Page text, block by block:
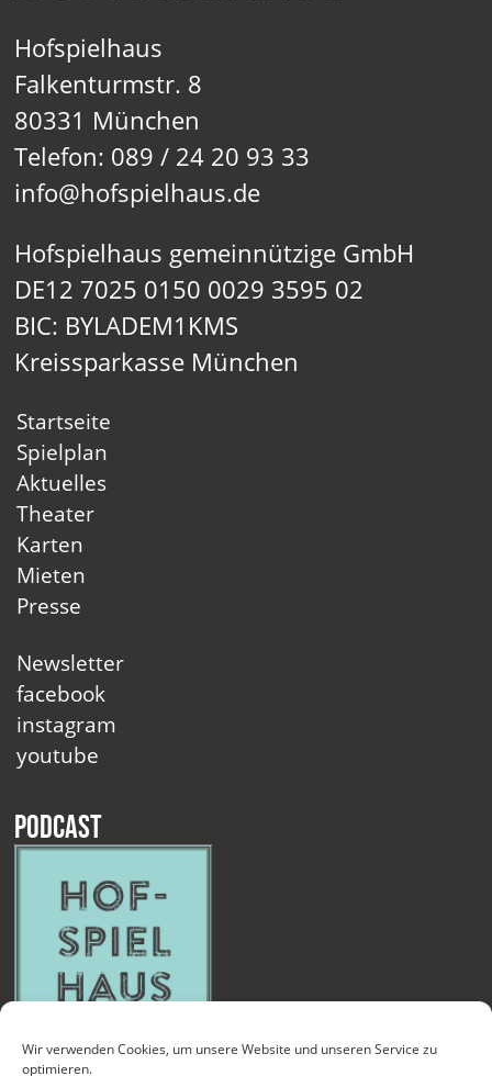
Wir verwenden Cookies, um unsere Website und unseren Service zu
optimieren.
Hofspielhaus
Falkenturmstr. 8
80331 München
Telefon: 089 / 24 20 93 33
info@hofspielhaus.de
Hofspielhaus gemeinnützige GmbH
DE12 7025 0150 0029 3595 02
BIC: BYLADEM1KMS
Kreissparkasse München
Startseite
Spielplan
Aktuelles
Theater
Karten
Mieten
Presse
Newsletter
facebook
instagram
youtube
Podcast